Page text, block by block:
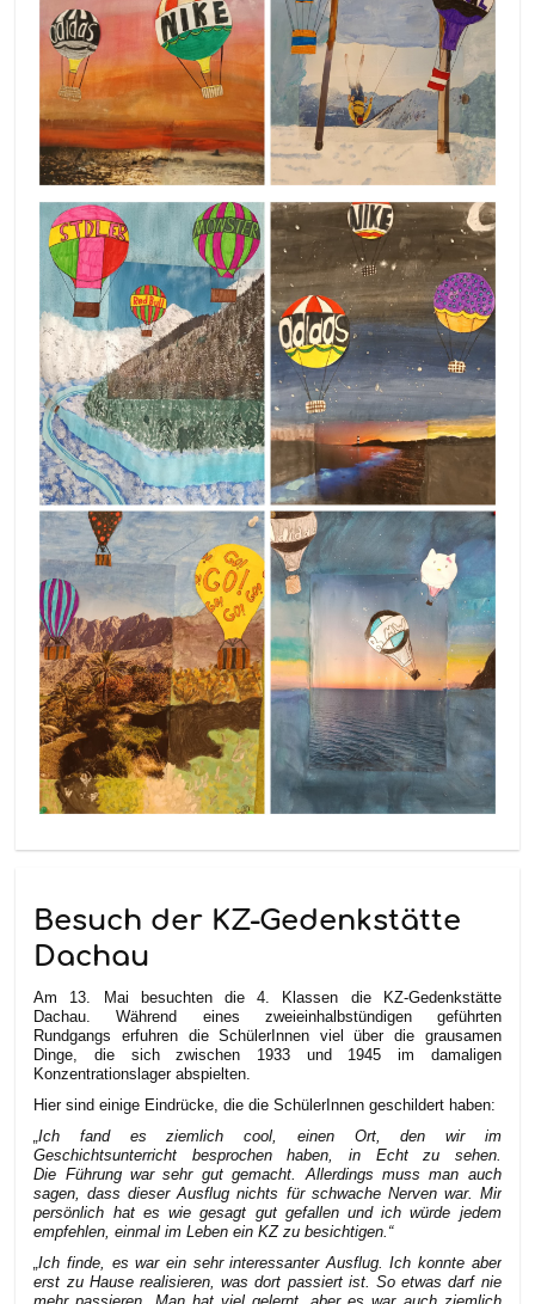
Besuch der KZ-Gedenkstätte
Dachau
Am 13. Mai besuchten die 4. Klassen die KZ-Gedenkstätte
Dachau. Während eines zweieinhalbstündigen geführten
Rundgangs erfuhren die SchülerInnen viel über die grausamen
Dinge, die sich zwischen 1933 und 1945 im damaligen
Konzentrationslager abspielten.
Hier sind einige Eindrücke, die die SchülerInnen geschildert haben:
„Ich fand es ziemlich cool, einen Ort, den wir im
Geschichtsunterricht besprochen haben, in Echt zu sehen.
Die Führung war sehr gut gemacht. Allerdings muss man auch
sagen, dass dieser Ausflug nichts für schwache Nerven war. Mir
persönlich hat es wie gesagt gut gefallen und ich würde jedem
empfehlen, einmal im Leben ein KZ zu besichtigen.“
„Ich finde, es war ein sehr interessanter Ausflug. Ich konnte aber
erst zu Hause realisieren, was dort passiert ist. So etwas darf nie